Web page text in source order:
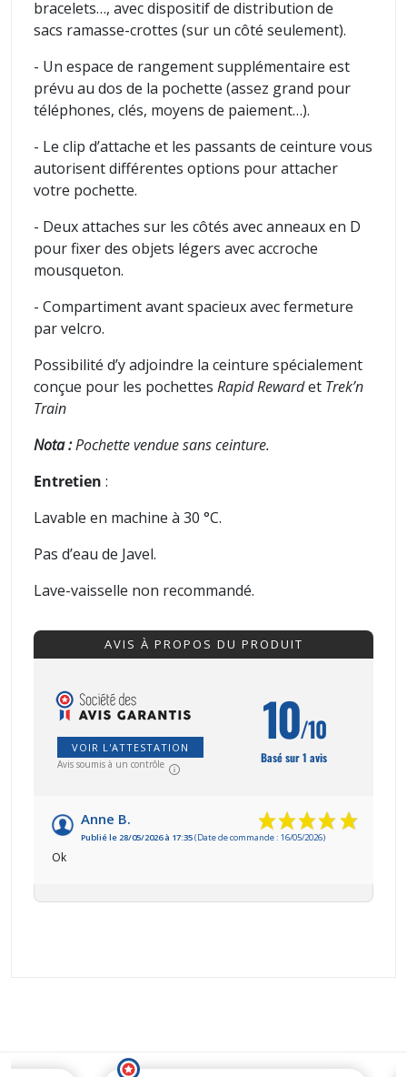
bracelets…, avec dispositif de distribution de
sacs ramasse-crottes (sur un côté seulement).
- Un espace de rangement supplémentaire est
prévu au dos de la pochette (assez grand pour
téléphones, clés, moyens de paiement…).
- Le clip d’attache et les passants de ceinture vous
autorisent différentes options pour attacher
votre pochette.
- Deux attaches sur les côtés avec anneaux en D
pour fixer des objets légers avec accroche
mousqueton.
- Compartiment avant spacieux avec fermeture
par velcro.
Possibilité d’y adjoindre la ceinture spécialement
conçue pour les pochettes Rapid Rewardet Trek’n
Train
Nota :Pochette vendue sans ceinture.
Entretien :
Lavable en machine à 30 °C.
Pas d’eau de Javel.
Lave-vaisselle non recommandé.
AVIS À PROPOS DU PRODUIT
VOIR L'ATTESTATION
Avis soumis à un contrôle
10/10
Basé sur 1 avis
Anne B.
Publié le 28/05/2026 à 17:35(Date de commande : 16/05/2026)
Ok